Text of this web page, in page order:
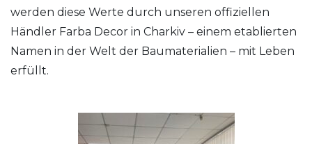
werden diese Werte durch unseren offiziellen
Händler Farba Decor in Charkiv – einem etablierten
Namen in der Welt der Baumaterialien – mit Leben
erfüllt.